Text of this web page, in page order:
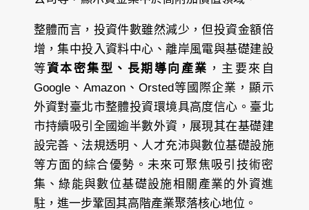
整體而言，投資件數雖然減少，但投資金額倍
增，集中投入資料中心、離岸風電與基礎建設
等資本密集型、長期導向產業 ，主要來自
Google、Amazon、Orsted等國際企業，顯示
外資對臺北市整體投資環境具高度信心。臺北
市持續吸引全國逾半數外資，展現其在基礎建
設完善、法規透明、人才充沛與數位基礎設施
等方面的綜合優勢。未來可聚焦吸引技術密
集、綠能與數位基礎設施相關產業的外資進
駐，進一步鞏固其高階產業聚落核心地位。